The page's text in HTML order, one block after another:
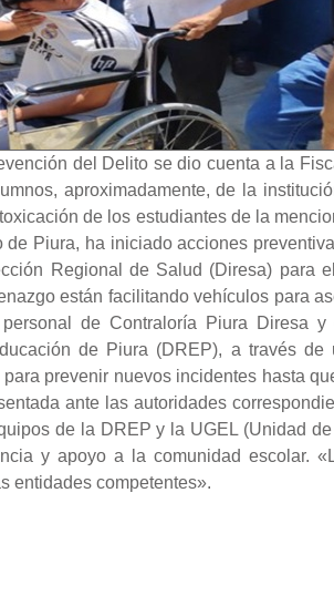
del Delito se dio cuenta a la
aproximadamente, de la
de los estudiantes de la
Piura, ha iniciado acciones
Regional de Salud (Diresa) para
están facilitando vehículos para
de Contraloría Piura Diresa y
de Piura (DREP), a través de
prevenir nuevos incidentes hasta
ante las autoridades
de la DREP y la UGEL (Unidad
y apoyo a la comunidad escolar.
entidades competentes».